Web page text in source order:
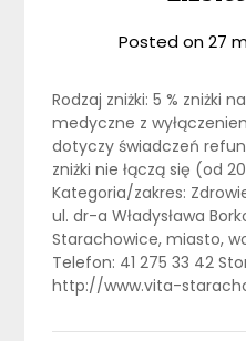
Posted on27
Rodzaj zniżki: 5 % zniżki
medyczne z
dotyczy świadczeń
zniżki nie łączą się (od
Kategoria/zakres:
ul. dr-a Władysława
Starachowice, miasto,
Telefon: 41 275 33 42
http://www.vita-